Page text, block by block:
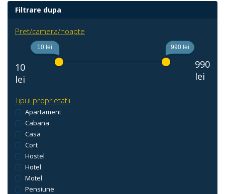
Filtrare dupa
Pret/camera/noapte
10
lei
10 lei 990 lei
990
lei
Tipul proprietatii
Apartament
Cabana
Casa
Cort
Hostel
Hotel
Motel
Pensiune